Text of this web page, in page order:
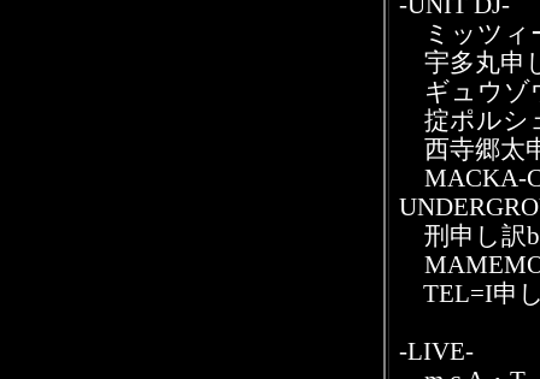
ミッツィ
宇多丸申
ギュウゾ
掟ポルシ
西寺郷太
MACKA-
刑申し訳
TEL=I申
-LIVE-